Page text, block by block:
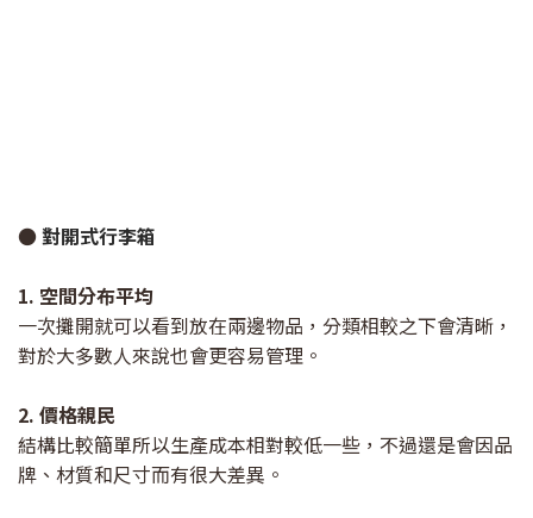
●對開式行李箱
1. 空間分布平均
一次攤開就可以看到放在兩邊物品，分類相較之下會清晰，
對於大多數人來說也會更容易管理。
2. 價格親民
結構比較簡單所以生產成本相對較低一些，不過還是會因品
牌、材質和尺寸而有很大差異。